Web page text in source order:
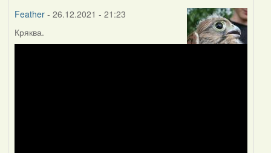
Feather- 26.12.2021 - 21:23
Кряква.